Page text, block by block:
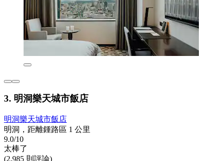
3. 明洞樂天城市飯店
明洞樂天城市飯店
明洞，距離鍾路區 1 公里
9.0/10
太棒了
(2,985 則評論)